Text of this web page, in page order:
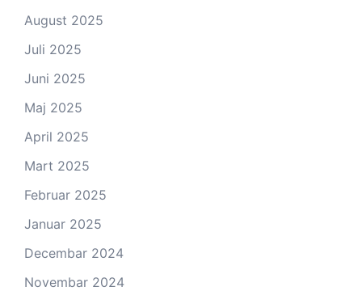
August 2025
Juli 2025
Juni 2025
Maj 2025
April 2025
Mart 2025
Februar 2025
Januar 2025
Decembar 2024
Novembar 2024